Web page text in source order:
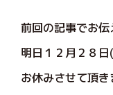
前回の記事でお伝
明日１２月２８
お休みさせて頂き